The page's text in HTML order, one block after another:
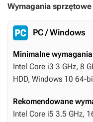
Wymagania
PC / Windows
Minimalne
Intel Core i3 3 GHz, 8
HDD, Windows 10 64-
Rekomendowane
Intel Core i5 3.5 GHz,